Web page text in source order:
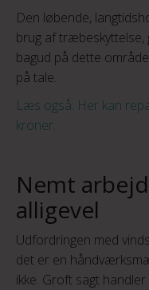
Den løbende,
brug af træbeskyttelse,
bagud på dette
på tale.
Læs også: Her kan
kroner.
Nemt
alligevel
Udfordringen med
det er en
ikke. Groft sagt